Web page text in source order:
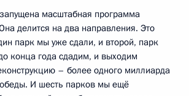
масштабная программа
делится на два направления. Это
парк мы уже сдали, и второй, парк
конца года сдадим, и выходим
– более одного миллиарда
И шесть парков мы ещё